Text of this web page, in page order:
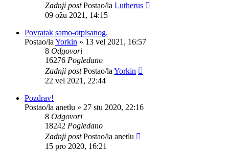
Zadnji postPostao/la Lutherus
09 ožu 2021, 14:15
Povratak samo-otpisanog.
Postao/la Yorkin » 13 vel 2021, 16:57
8 Odgovori
16276 Pogledano
Zadnji postPostao/la Yorkin
22 vel 2021, 22:44
Pozdrav!
Postao/la anetlu » 27 stu 2020, 22:16
8 Odgovori
18242 Pogledano
Zadnji postPostao/la anetlu
15 pro 2020, 16:21